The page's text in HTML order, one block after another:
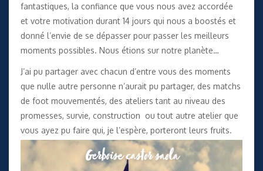
fantastiques, la confiance que vous nous avez accordée
et votre motivation durant 14 jours qui nous a boostés et
donné l’envie de se dépasser pour passer les meilleurs
moments possibles. Nous étions sur notre planète…
J’ai pu partager avec chacun d’entre vous des moments
que nulle autre personne n’aurait pu partager, des matchs
de foot mouvementés, des ateliers tant au niveau des
promesses, survie, construction ou tout autre atelier que
vous ayez pu faire qui, je l’espère, porteront leurs fruits.